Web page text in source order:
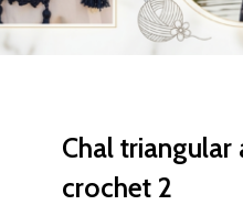
Chal triangular
crochet 2